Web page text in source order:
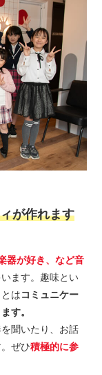
が作れます
器が好き、など音
ます。趣味とい
はコミュニケー
す。
聞いたり、お話
ぜひ積極的に参